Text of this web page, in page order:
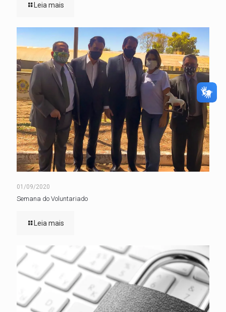
Leia mais
01/09/2020
Semana do Voluntariado
Leia mais